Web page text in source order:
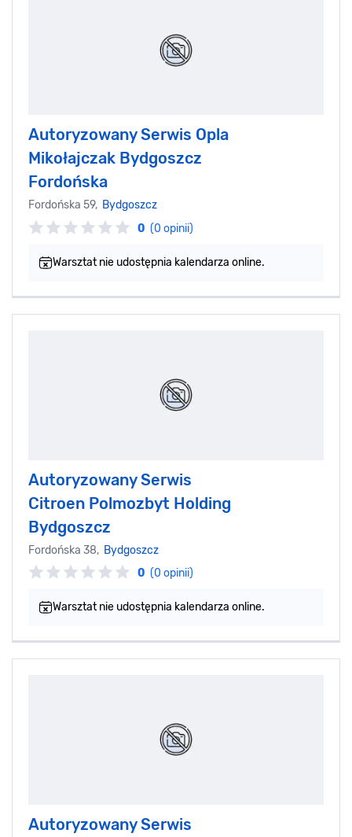
Autoryzowany Serwis Opla
Mikołajczak Bydgoszcz
Fordońska
Fordońska 59, Bydgoszcz
0 (0 opinii)
Warsztat nie udostępnia kalendarza online.
Autoryzowany Serwis
Citroen Polmozbyt Holding
Bydgoszcz
Fordońska 38, Bydgoszcz
0 (0 opinii)
Warsztat nie udostępnia kalendarza online.
Autoryzowany Serwis